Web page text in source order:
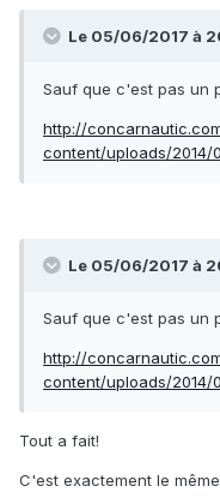
Le 05/06/2017 à
Sauf que c'est pas un
http://
content/uploads/2014/
Le 05/06/2017 à
Sauf que c'est pas un
http://
content/uploads/2014/
Tout a fait!
C'est exactement le